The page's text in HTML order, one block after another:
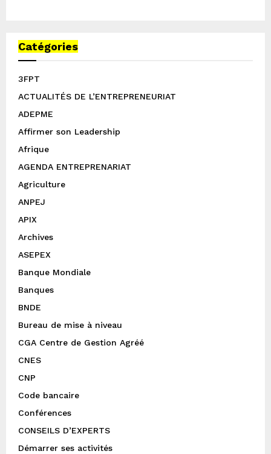
Catégories
3FPT
ACTUALITÉS DE L’ENTREPRENEURIAT
ADEPME
Affirmer son Leadership
Afrique
AGENDA ENTREPRENARIAT
Agriculture
ANPEJ
APIX
Archives
ASEPEX
Banque Mondiale
Banques
BNDE
Bureau de mise à niveau
CGA Centre de Gestion Agréé
CNES
CNP
Code bancaire
Conférences
CONSEILS D’EXPERTS
Démarrer ses activités